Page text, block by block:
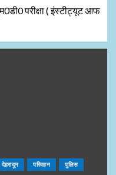
परीक्षा ( इंस्टीट्यूट आफ
देहरादून परिवहन पुलिस